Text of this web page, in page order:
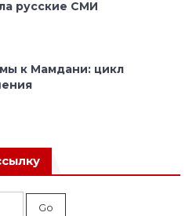
русские СМИ
к Мамдани: цикл